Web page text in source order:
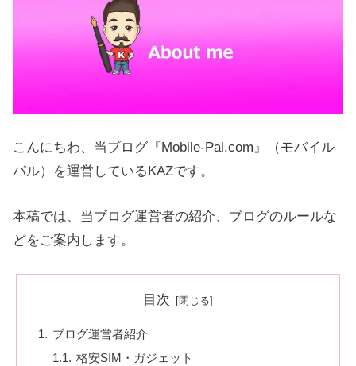
こんにちわ、当ブログ『Mobile-Pal.com』（モバイル
パル）を運営しているKAZです。
本稿では、当ブログ運営者の紹介、ブログのルールな
どをご案内します。
目次
ブログ運営者紹介
格安SIM・ガジェット